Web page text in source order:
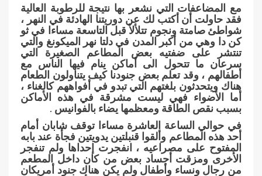
مع المضاعفات التي نشعر بها نتيجة للرطوبة العالية
فقد حاولت أن أكتب لك عن دوريتنا الهادئة في النهر ،
شواطئ صامتة ونجوم تتلألأ قبل التاسعة مساءا في ثو
كن دا وهي من أكبر المدن في دلتا نهر الميكونغ والتي
تنتشر على ضفتيه بعض المطاعم الصغيرة التي
سرعان ما تتحول الى أماكن ينام فيها الناس مع
أطفالهم ، وقد تعلم بعض جنودنا كيف يتناولون الطعام
هناك ويتحدثون بلغتهم التي تبدو في أفواههم كالغناء ،
أما الأضواء فهي ليست مشرقة في هذه الأماكن
بسبب نقص الطاقة ومعظمها يضاء بالفوانيس .
في حوالي الساعة العاشرة مساءا توقف شابان أمام
أحد هذه المطاعم وألقوا قنبلتين يدويتين فجأة عند بابه
المفتوح على مصراعيه ، انفجرت إحداها ولم تنفجر
الأخرى ومزقت أجساد بعض من كان داخل المطعم
من رجال ونساء وأطفال ولم يكن هناك جنود أمريكان